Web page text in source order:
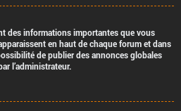
des informations importantes que vous
en haut de chaque forum et dans
de publier des annonces globales
l’administrateur.